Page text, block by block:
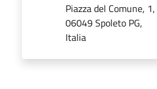
Piazza del Comune, 1,
06049 Spoleto PG,
Italia